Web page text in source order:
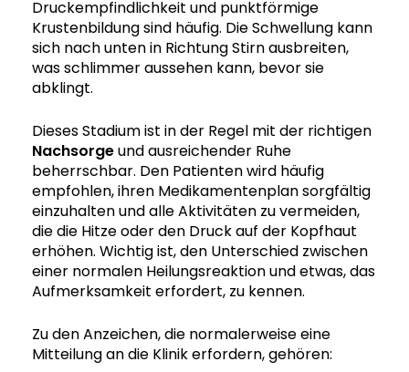
Druckempfindlichkeit und punktförmige
Krustenbildung sind häufig. Die Schwellung kann
sich nach unten in Richtung Stirn ausbreiten,
was schlimmer aussehen kann, bevor sie
abklingt.
Dieses Stadium ist in der Regel mit der richtigen
Nachsorgeund ausreichender Ruhe
beherrschbar. Den Patienten wird häufig
empfohlen, ihren Medikamentenplan sorgfältig
einzuhalten und alle Aktivitäten zu vermeiden,
die die Hitze oder den Druck auf der Kopfhaut
erhöhen. Wichtig ist, den Unterschied zwischen
einer normalen Heilungsreaktion und etwas, das
Aufmerksamkeit erfordert, zu kennen.
Zu den Anzeichen, die normalerweise eine
Mitteilung an die Klinik erfordern, gehören: